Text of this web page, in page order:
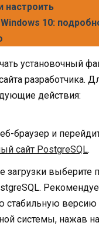
настроить
10:
установочный
разработчика.
действия:
браузер и
сайт PostgreSQL.
загрузки выберите
стабильную
системы, нажав на